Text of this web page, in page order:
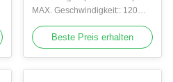
bis 200 g
MAX. Geschwindigkeit:: 120
WMP
Beste Preis erhalten